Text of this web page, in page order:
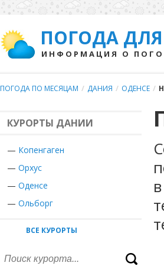
ПОГОДА
ИНФОРМАЦИЯ О
ПОГОДА ПО МЕСЯЦАМ / ДАНИЯ / ОДЕНСЕ /
КУРОРТЫ ДАНИИ
— Копенгаген
— Орхус
— Оденсе
— Ольборг
ВСЕ КУРОРТЫ